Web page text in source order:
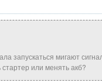
запускаться мигают
или менять акб?